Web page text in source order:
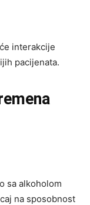
interakcije
pacijenata.
sa alkoholom
na sposobnost